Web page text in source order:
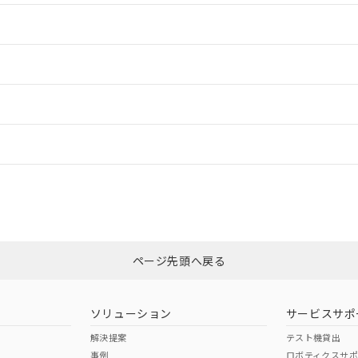
ダウンロードはこちら
（日本
（アメリカ
ページ先頭へ戻る
ソリューション
解決提案
事例
サービスサポ
テスト機貸出
ロボティクスサ